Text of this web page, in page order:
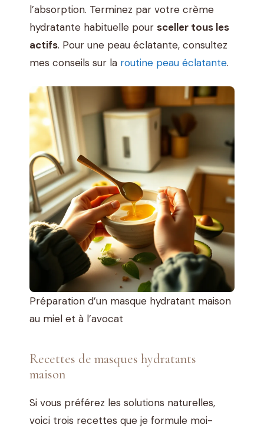
l’absorption. Terminez par votre crème
hydratante habituelle pour sceller tous les
actifs. Pour une peau éclatante, consultez
mes conseils sur la routine peau éclatante.
Préparation d’un masque hydratant maison
au miel et à l’avocat
Recettes de masques hydratants
maison
Si vous préférez les solutions naturelles,
voici trois recettes que je formule moi-